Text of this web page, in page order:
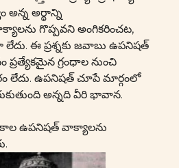
అన్న అర్థాన్ని
గొప్పవని అంగికరించట,
లేదు. ఈ ప్రశ్నకు జవాబు ఉపనిషత్
ప్రత్యేకమైన గ్రంధాల నుంచి
లేదు. ఉపనిషత్ చూపే మార్గంలో
అన్నది వీరి భావాన.
ఉపనిషత్ వాక్యాలను